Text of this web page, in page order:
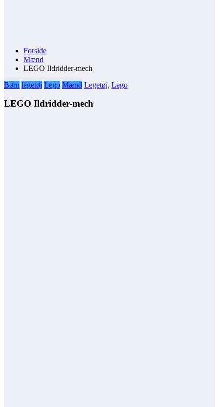
Forside
Mænd
LEGO Ildridder-mech
Børn legetøj Lego Mænd Legetøj, Lego
LEGO Ildridder-mech